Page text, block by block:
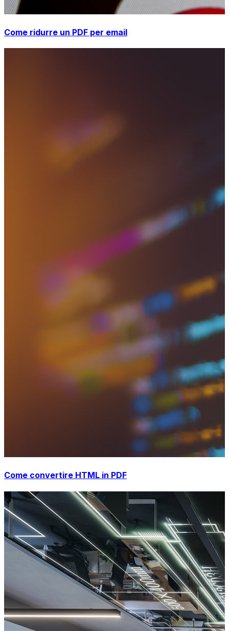
Come ridurre un PDF per email
Come convertire HTML in PDF